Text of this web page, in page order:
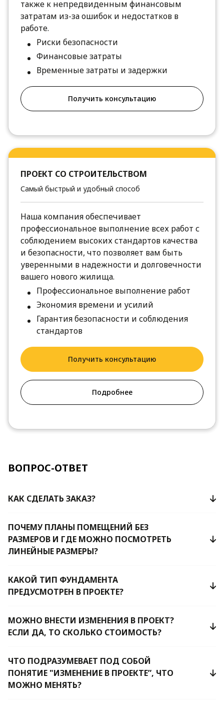
также к непредвиденным финансовым
затратам из-за ошибок и недостатков в
работе.
Риски безопасности
Финансовые затраты
Временные затраты и задержки
Получить консультацию
ПРОЕКТ СО СТРОИТЕЛЬСТВОМ
Самый быстрый и удобный способ
Наша компания обеспечивает
профессиональное выполнение всех работ с
соблюдением высоких стандартов качества
и безопасности, что позволяет вам быть
уверенными в надежности и долговечности
вашего нового жилища.
Профессиональное выполнение работ
Экономия времени и усилий
Гарантия безопасности и соблюдения
стандартов
Получить консультацию
Подробнее
ВОПРОС-ОТВЕТ
КАК СДЕЛАТЬ ЗАКАЗ?
ПОЧЕМУ ПЛАНЫ ПОМЕЩЕНИЙ БЕЗ
РАЗМЕРОВ И ГДЕ МОЖНО ПОСМОТРЕТЬ
ЛИНЕЙНЫЕ РАЗМЕРЫ?
КАКОЙ ТИП ФУНДАМЕНТА
ПРЕДУСМОТРЕН В ПРОЕКТЕ?
МОЖНО ВНЕСТИ ИЗМЕНЕНИЯ В ПРОЕКТ?
ЕСЛИ ДА, ТО СКОЛЬКО СТОИМОСТЬ?
ЧТО ПОДРАЗУМЕВАЕТ ПОД СОБОЙ
ПОНЯТИЕ "ИЗМЕНЕНИЕ В ПРОЕКТЕ”, ЧТО
МОЖНО МЕНЯТЬ?